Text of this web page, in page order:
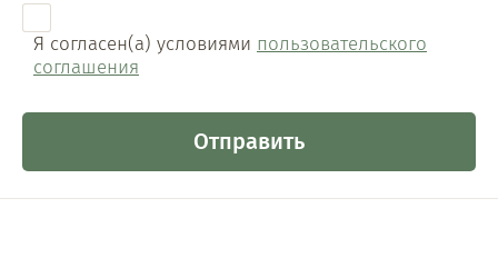
Я согласен(а) условиями пользовательского
соглашения
Отправить